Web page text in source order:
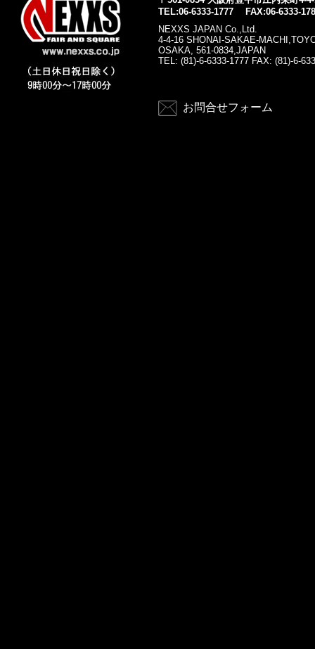
TEL:06-6333-1777 FAX:06-6333-
NEXXS JAPAN Co.,Ltd.
4-4-16 SHONAI-SAKAE-
OSAKA, 561-0834,JAPAN
TEL: (81)-6-6333-1777 FAX: (81)-6-
お問合せフォーム